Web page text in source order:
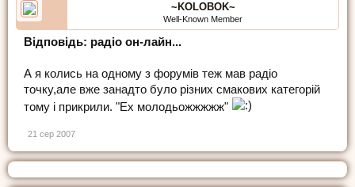
~KOLOBOK~
Well-Known Member
Відповідь: радіо он-лайн...
А я колись на одному з форумiв теж мав радiо
точку,але вже занадто було рiзних смакових категорiй
тому i прикрили. "Ех молодьожжжжж"
21 сер 2007